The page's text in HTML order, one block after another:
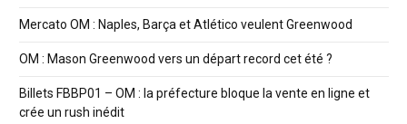
Mercato OM : Naples, Barça et Atlético veulent Greenwood
OM : Mason Greenwood vers un départ record cet été ?
Billets FBBP01 – OM : la préfecture bloque la vente en ligne et
crée un rush inédit